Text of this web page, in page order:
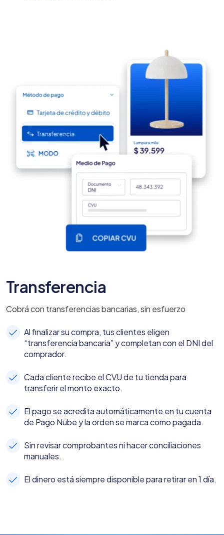
Transferencia
Cobrá con transferencias bancarias, sin esfuerzo
Al finalizar su compra, tus clientes eligen
“transferencia bancaria” y completan con el DNI del
comprador.
Cada cliente recibe el CVU de tu tienda para
transferir el monto exacto.
El pago se acredita automáticamente en tu cuenta
de Pago Nube y la orden se marca como pagada.
Sin revisar comprobantes ni hacer conciliaciones
manuales.
El dinero está siempre disponible para retirar en 1 día.